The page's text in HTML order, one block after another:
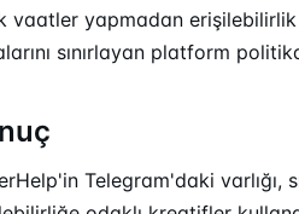
vaatler yapmadan erişilebilirlik
sınırlayan platform
Telegram'daki varlığı,